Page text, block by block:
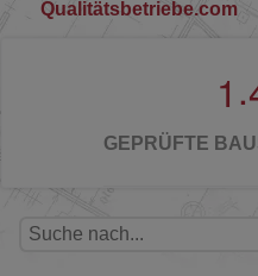
Qualitätsbetriebe.com
1 .
GEPRÜFTE